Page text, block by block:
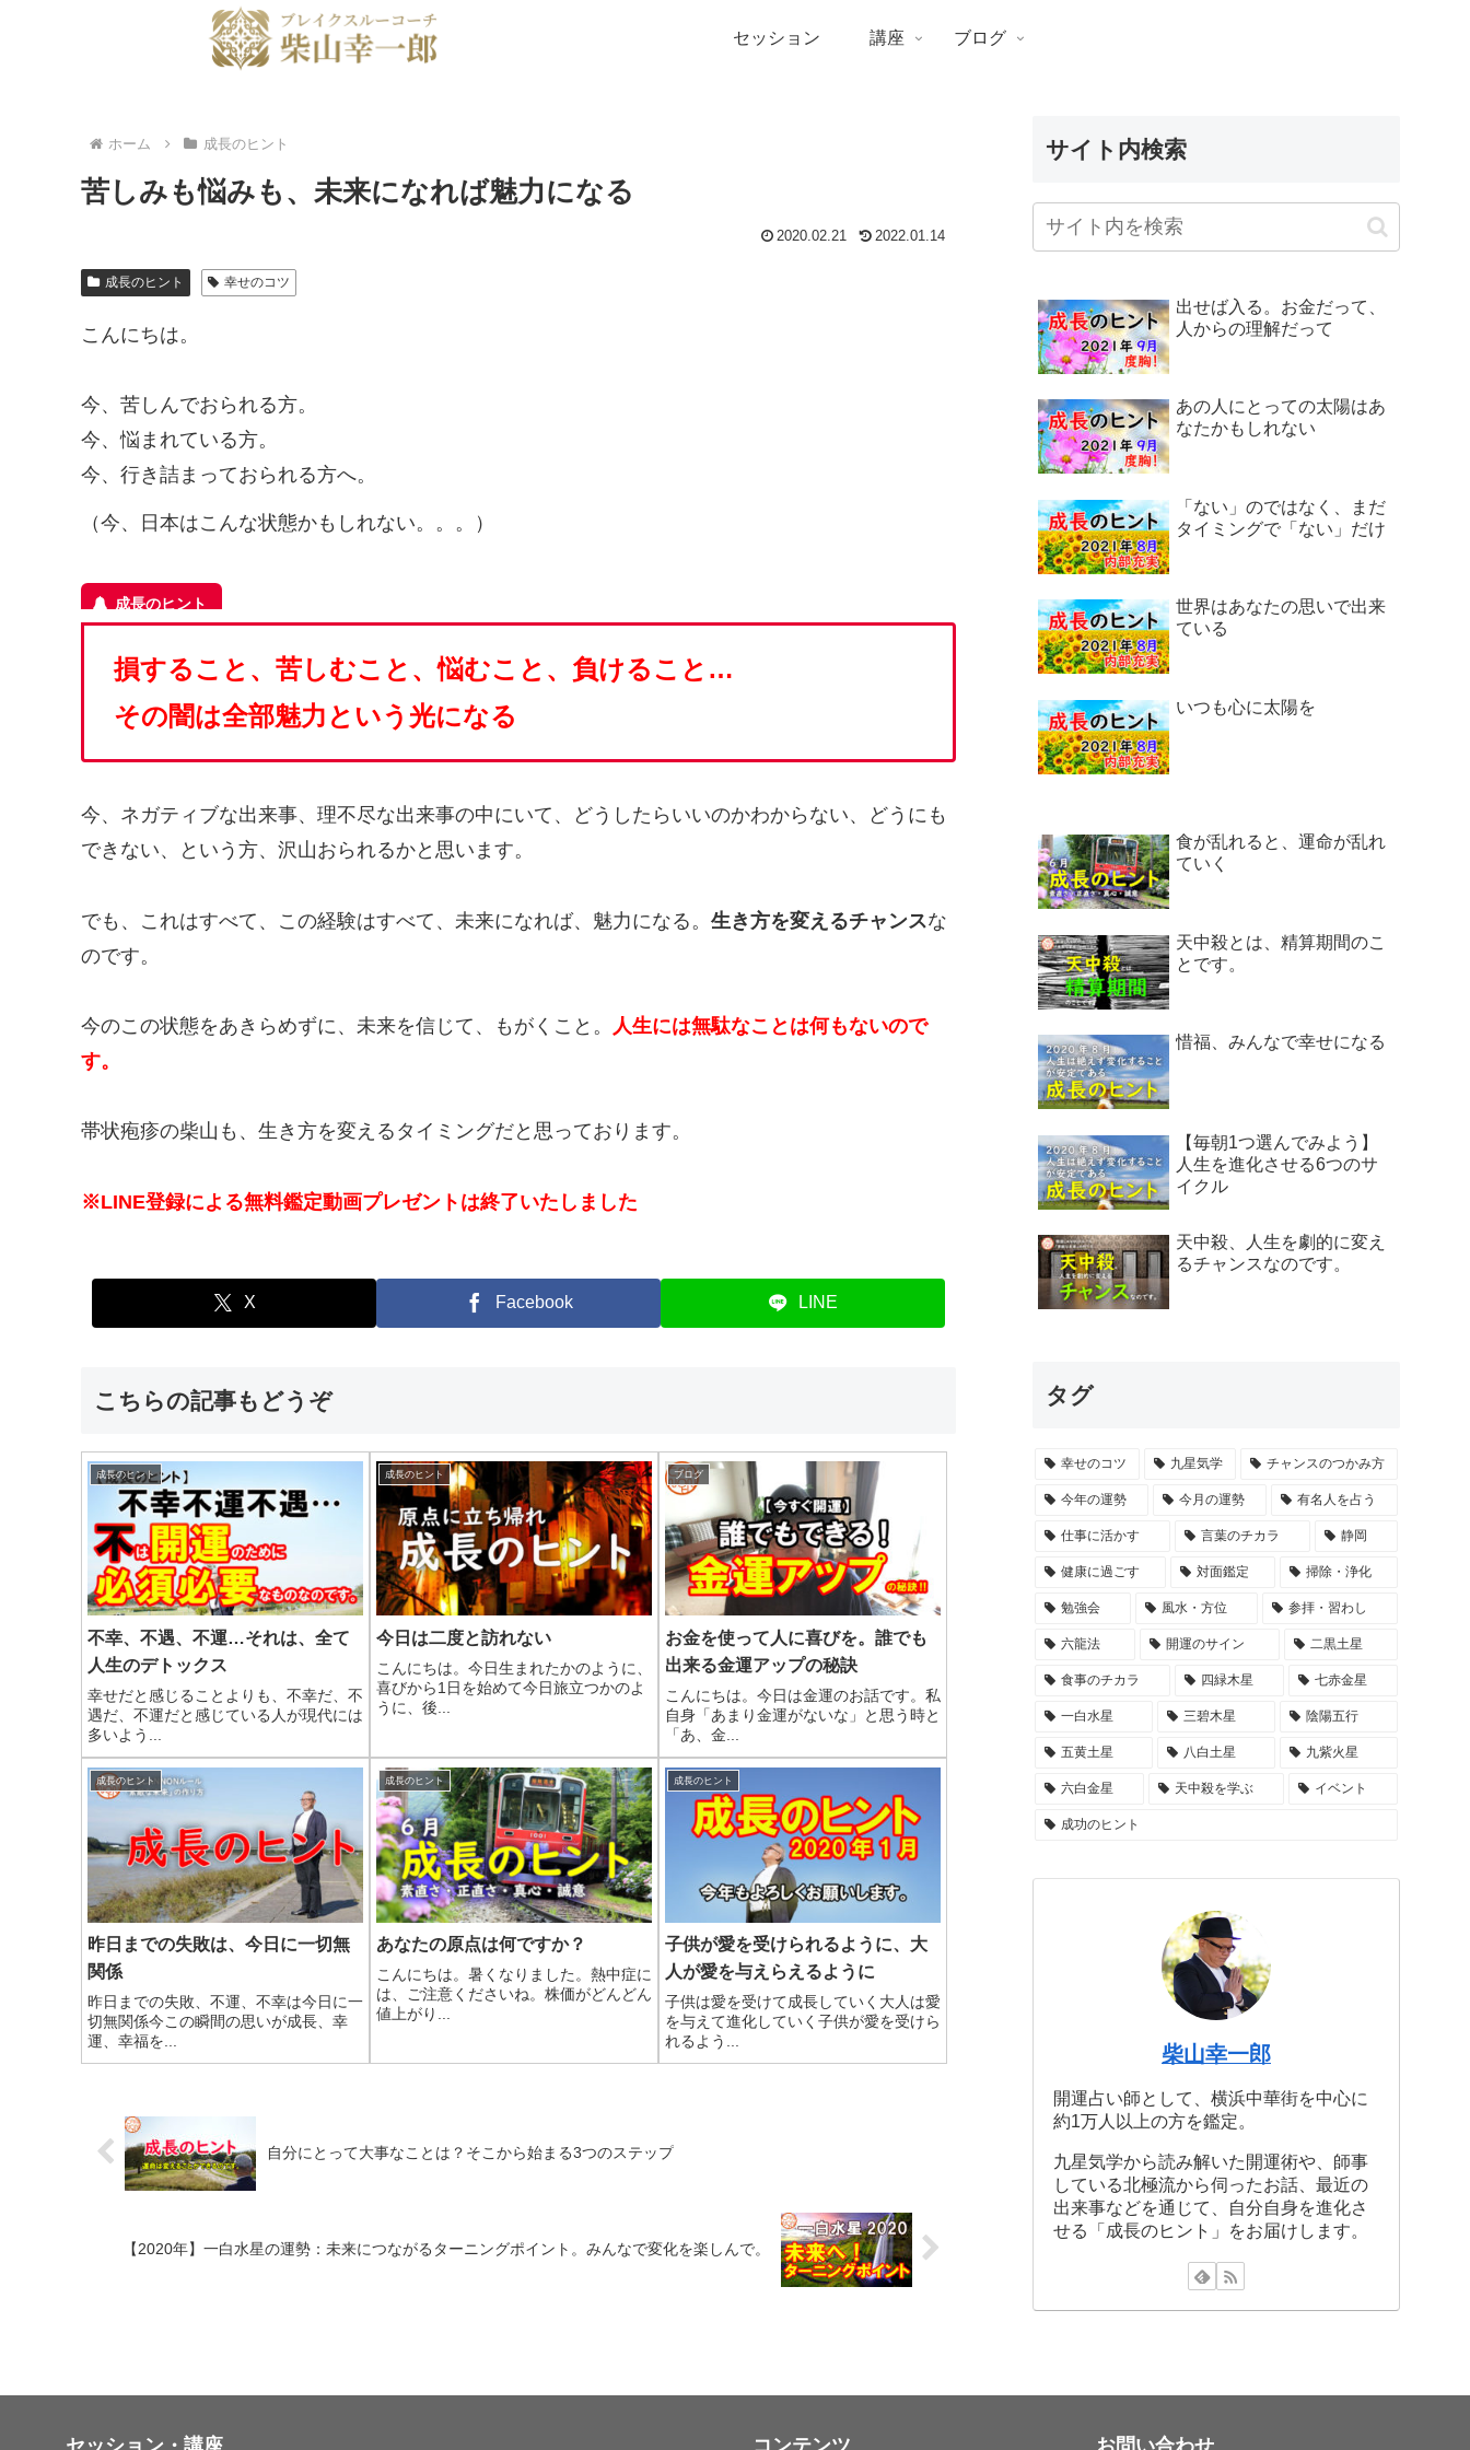
セッション 講座 ブログ
ホーム 成長のヒント
苦しみも悩みも、未来になれば魅力になる
2020.02.21 2022.01.14
成長のヒント 幸せのコツ
こんにちは。
今、苦しんでおられる方。
今、悩まれている方。
今、行き詰まっておられる方へ。
（今、日本はこんな状態かもしれない。。。）
損すること、苦しむこと、悩むこと、負けること…
その闇は全部魅力という光になる
今、ネガティブな出来事、理不尽な出来事の中にいて、どうしたらいいのかわからない、どうにも
できない、という方、沢山おられるかと思います。
でも、これはすべて、この経験はすべて、未来になれば、魅力になる。 生き方を変えるチャンスな
のです。
今のこの状態をあきらめずに、未来を信じて、もがくこと。
人生には無駄なことは何もないので
す。
帯状疱疹の柴山も、生き方を変えるタイミングだと思っております。
※LINE登録による無料鑑定動画プレゼントは終了いたしました
X Facebook LINE
こちらの記事もどうぞ
成長のヒント
不幸、不遇、不運…それは、全て
人生のデトックス
幸せだと感じることよりも、不幸だ、不
遇だ、不運だと感じている人が現代には
多いよう...
成長のヒント
今日は二度と訪れない
こんにちは。今日生まれたかのように、
喜びから1日を始めて今日旅立つかのよ
うに、後...
ブログ
お金を使って人に喜びを。誰でも
出来る金運アップの秘訣
こんにちは。今日は金運のお話です。私
自身「あまり金運がないな」と思う時と
「あ、金...
成長のヒント
昨日までの失敗は、今日に一切無
関係
昨日までの失敗、不運、不幸は今日に一
切無関係今この瞬間の思いが成長、幸
運、幸福を...
成長のヒント
あなたの原点は何ですか？
こんにちは。暑くなりました。熱中症に
は、ご注意くださいね。株価がどんどん
値上がり...
成長のヒント
子供が愛を受けられるように、大
人が愛を与えらえるように
子供は愛を受けて成長していく大人は愛
を与えて進化していく子供が愛を受けら
れるよう...
自分にとって大事なことは？そこから始まる3つのステップ
【2020年】一白水星の運勢：未来につながるターニングポイント。みんなで変化を楽しんで。
サイト内検索
出せば入る。お金だって、
人からの理解だって
あの人にとっての太陽はあ
なたかもしれない
「ない」のではなく、まだ
タイミングで「ない」だけ
世界はあなたの思いで出来
ている
いつも心に太陽を
食が乱れると、運命が乱れ
ていく
天中殺とは、精算期間のこ
とです。
惜福、みんなで幸せになる
【毎朝1つ選んでみよう】
人生を進化させる6つのサ
イクル
天中殺、人生を劇的に変え
るチャンスなのです。
タグ
幸せのコツ 九星気学 チャンスのつかみ方
今年の運勢 今月の運勢 有名人を占う
仕事に活かす 言葉のチカラ 静岡
健康に過ごす 対面鑑定 掃除・浄化
勉強会 風水・方位 参拝・習わし
六龍法 開運のサイン 二黒土星
食事のチカラ 四緑木星 七赤金星
一白水星 三碧木星 陰陽五行
五黄土星 八白土星 九紫火星
六白金星 天中殺を学ぶ イベント
成功のヒント
柴山幸一郎
開運占い師として、横浜中華街を中心に
約1万人以上の方を鑑定。
九星気学から読み解いた開運術や、師事
している北極流から伺ったお話、最近の
出来事などを通じて、自分自身を進化さ
せる「成長のヒント」をお届けします。